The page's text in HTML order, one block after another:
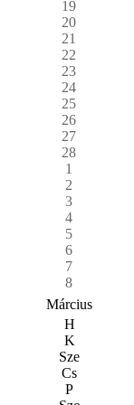
19
20
21
22
23
24
25
26
27
28
1
2
3
4
5
6
7
8
Március
H
K
Sze
Cs
P